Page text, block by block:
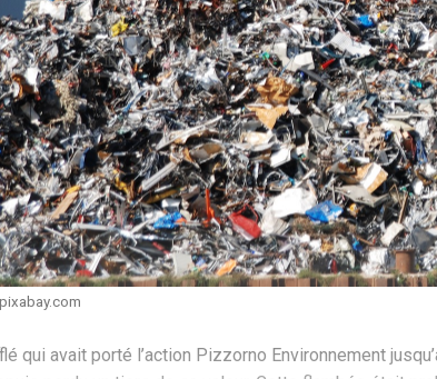
qui avait porté l’action Pizzorno Environnement